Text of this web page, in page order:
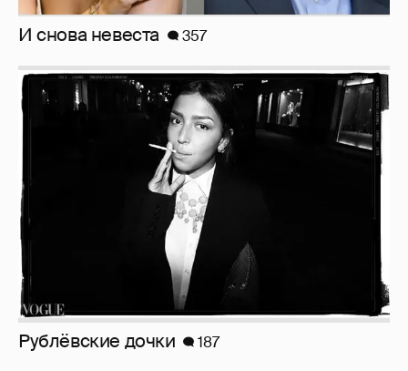
И снова невеста 357
Рублёвские дочки 187